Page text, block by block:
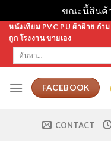
ขณะนี้สินค้
Skip
content
หนังเทียม PVC PU ผ้าฝ้าย ก
ถูก โรงงาน ขายเอง
ค้นหา:
FACEBOOK
CONTACT